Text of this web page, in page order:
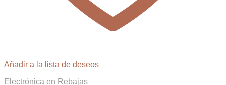
Añadir a la lista de deseos
Electrónica en Rebajas